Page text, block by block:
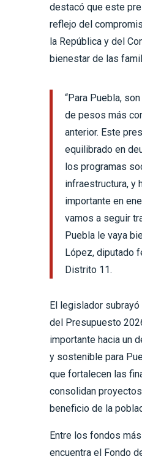
destacó que este
reflejo del
la República y del
bienestar de las
“Para Puebla,
de pesos más
anterior. Este
equilibrado en
los programas
infraestructura, y
importante en
vamos a seguir
Puebla le vaya
López, diputado
Distrito 11.
El legislador
del Presupuesto
importante hacia un
y sostenible para
que fortalecen las
consolidan
beneficio de la
Entre los fondos
encuentra el Fondo